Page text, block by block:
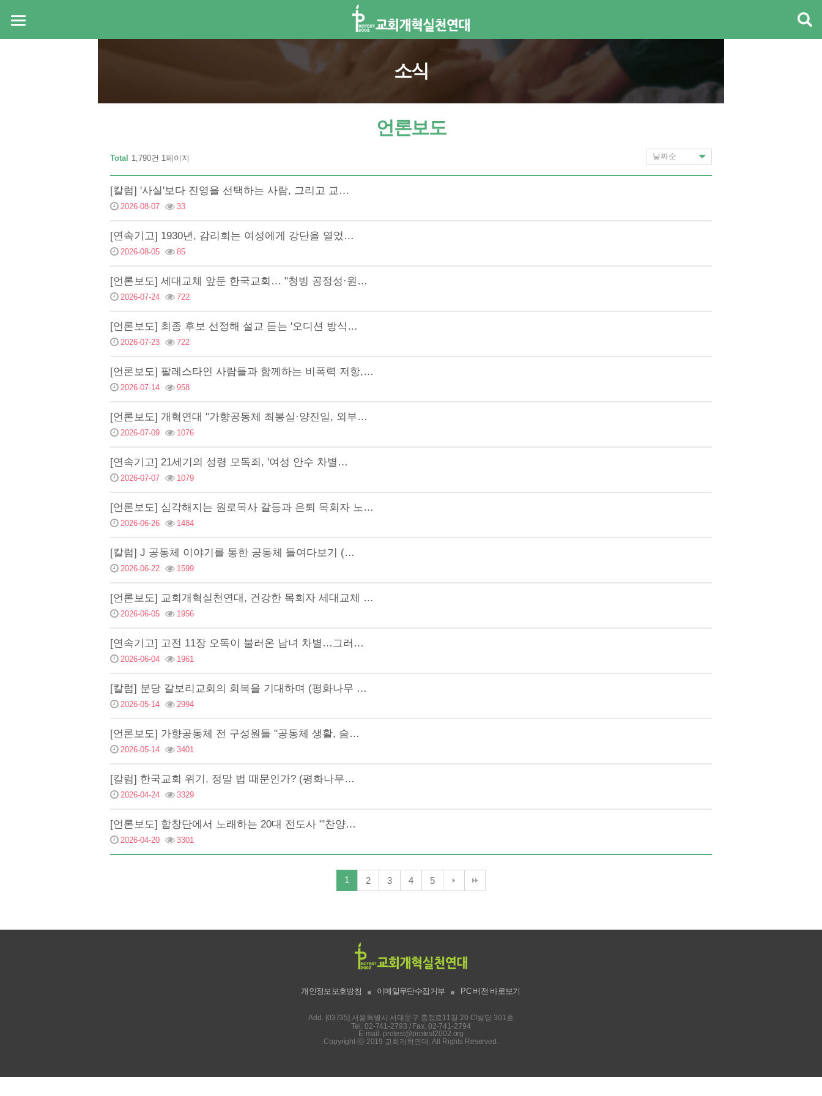
소식
언론보도
Total 1,790건 1페이지
[칼럼] '사실'보다 진영을 선택하는 사람, 그리고 교…
2026-08-07 33
[연속기고] 1930년, 감리회는 여성에게 강단을 열었…
2026-08-05 85
[언론보도] 세대교체 앞둔 한국교회… "청빙 공정성·원…
2026-07-24 722
[언론보도] 최종 후보 선정해 설교 듣는 '오디션 방식…
2026-07-23 722
[언론보도] 팔레스타인 사람들과 함께하는 비폭력 저항,…
2026-07-14 958
[언론보도] 개혁연대 "가향공동체 최봉실·양진일, 외부…
2026-07-09 1076
[연속기고] 21세기의 성령 모독죄, '여성 안수 차별…
2026-07-07 1079
[언론보도] 심각해지는 원로목사 갈등과 은퇴 목회자 노…
2026-06-26 1484
[칼럼] J 공동체 이야기를 통한 공동체 들여다보기 (…
2026-06-22 1599
[언론보도] 교회개혁실천연대, 건강한 목회자 세대교체 …
2026-06-05 1956
[연속기고] 고전 11장 오독이 불러온 남녀 차별…그러…
2026-06-04 1961
[칼럼] 분당 갈보리교회의 회복을 기대하며 (평화나무 …
2026-05-14 2994
[언론보도] 가향공동체 전 구성원들 "공동체 생활, 숨…
2026-05-14 3401
[칼럼] 한국교회 위기, 정말 법 때문인가? (평화나무…
2026-04-24 3329
[언론보도] 합창단에서 노래하는 20대 전도사 "'찬양…
2026-04-20 3301
1 2 3 4 5
개인정보보호방침 이메일무단수집거부 PC 버전 바로보기
Add. [03735] 서울특별시 서대문구 충정로11길 20 CI빌딩 301호
Tel. 02-741-2793 / Fax. 02-741-2794
E-mail. protest@protest2002.org
Copyright ⓒ 2019 교회개혁연대. All Rights Reserved.